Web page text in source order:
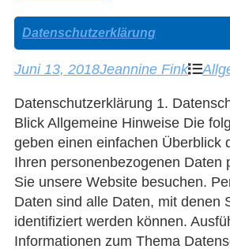
Datenschutzerklärung
Juni 13, 2018Jeannine Fink
Datenschutzerklärung 1.
Blick Allgemeine Hinweise Die
geben einen einfachen Überblick
Ihren personenbezogenen Daten
Sie unsere Website besuchen.
Daten sind alle Daten, mit denen
identifiziert werden können.
Informationen zum Thema